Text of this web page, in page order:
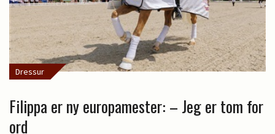
Dressur
Filippa er ny europamester: – Jeg er tom for
ord